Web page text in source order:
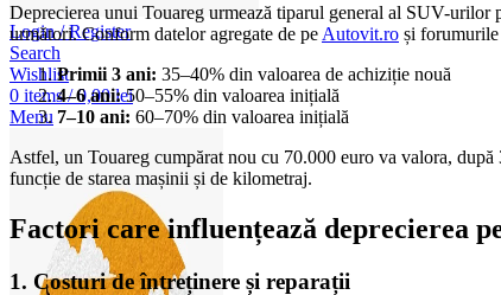
Login / Register
Search
Wishlist
0 items / 0,00lei
Menu
Deprecierea unui Touareg urmează tiparul general al SUV-urilor
următori. Conform datelor agregate de pe Autovit.ro și forumurile
Primii 3 ani: 35–40% din valoarea de achiziție nouă
4–6 ani:50–55% din valoarea inițială
7–10 ani: 60–70% din valoarea inițială
Astfel, un Touareg cumpărat nou cu 70.000 euro va valora,
funcție de starea mașinii și de kilometraj.
Factori care influențează deprecierea
1. Costuri de întreținere și reparații